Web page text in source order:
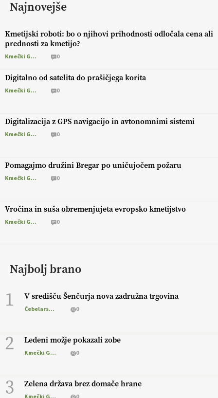
Najnovejše
Kmetijski roboti: bo o njihovi prihodnosti odločala cena ali
prednosti za kmetijo?
Kmečki Glas 0
Digitalno od satelita do prašičjega korita
Kmečki Glas 0
Digitalizacija z GPS navigacijo in avtonomnimi sistemi
Kmečki Glas 0
Pomagajmo družini Bregar po uničujočem požaru
Kmečki Glas 0
Vročina in suša obremenjujeta evropsko kmetijstvo
Kmečki Glas 0
Najbolj brano
1 V središču Šenčurja nova zadružna trgovina
Čebelarstvo 0
2 Ledeni možje pokazali zobe
Kmečki Glas 0
3 Zelena država brez domače hrane